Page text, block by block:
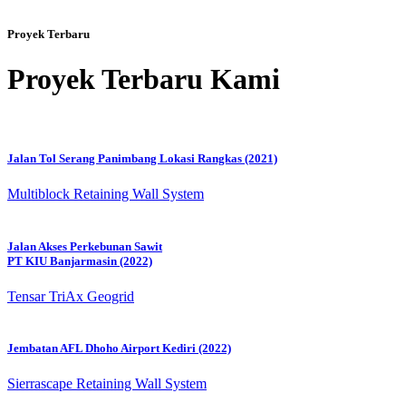
Proyek Terbaru
Proyek Terbaru Kami
Jalan Tol Serang Panimbang Lokasi Rangkas (2021)
Multiblock Retaining Wall System
Jalan Akses Perkebunan Sawit
PT KIU Banjarmasin (2022)
Tensar TriAx Geogrid
Jembatan AFL Dhoho Airport Kediri (2022)
Sierrascape Retaining Wall System